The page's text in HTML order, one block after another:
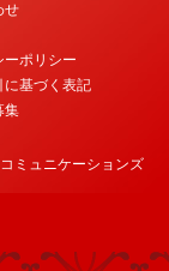
せ
ーポリシー
に基づく表記
集
ミュニケーションズ